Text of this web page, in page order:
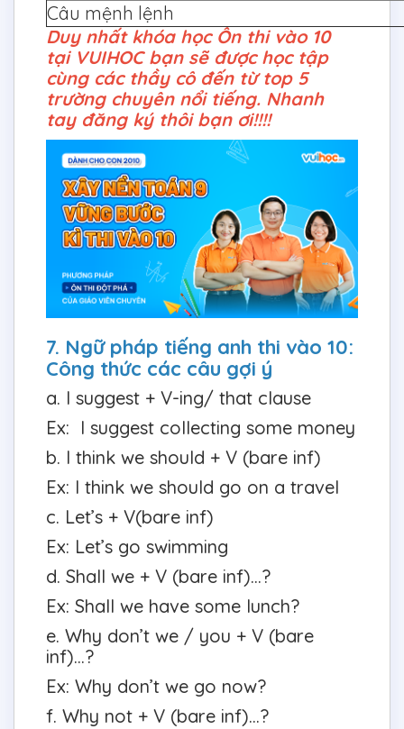
Câu mệnh lệnh
Duy nhất khóa học Ôn thi vào 10
tại VUIHOC bạn sẽ được học tập
cùng các thầy cô đến từ top 5
trường chuyên nổi tiếng. Nhanh
tay đăng ký thôi bạn ơi!!!!
7. Ngữ pháp tiếng anh thi vào 10:
Công thức các câu gợi ý
a. I suggest + V-ing/ that clause
Ex: I suggest collecting some money
b. I think we should + V (bare inf)
Ex: I think we should go on a travel
c. Let’s + V(bare inf)
Ex: Let’s go swimming
d. Shall we + V (bare inf)...?
Ex: Shall we have some lunch?
e. Why don’t we / you + V (bare
inf)...?
Ex: Why don’t we go now?
f. Why not + V (bare inf)...?